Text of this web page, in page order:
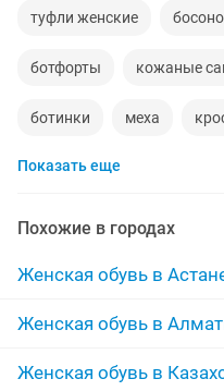
туфли женские
ботфорты кожаные
ботинки меха
новые женские
кеды сапоги зимние
туфли на каблуках
сапоги замшевые
Показать еще
Похожие в городах
Женская обувь в
Женская обувь в
Женская обувь в